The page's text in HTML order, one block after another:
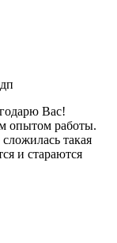
Вас!
опытом работы.
такая
и стараются